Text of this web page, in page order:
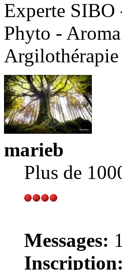
Experte SIBO
Phyto -
marieb
Plus de
Messages:
Inscription: